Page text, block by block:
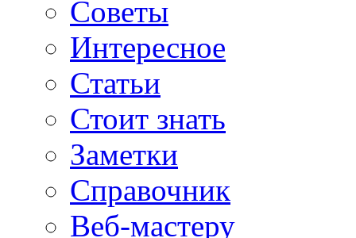
Советы
Интересное
Статьи
Стоит знать
Заметки
Справочник
Веб-мастеру